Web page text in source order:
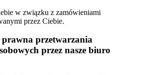
w związku z zamówieniami
przez Ciebie.
przetwarzania
przez nasze biuro